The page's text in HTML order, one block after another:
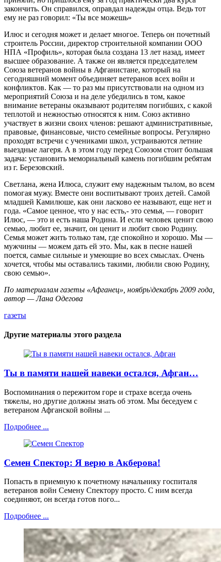
закончить. Он справился, оправдал надежды отца. Ведь тот
ему не раз говорил: «Ты все можешь»
Илюс и сегодня может и делает многое. Теперь он почетный
строитель России, директор строительной компании ООО
НПА «Профиль», которая была создана 13 лет назад, имеет
высшее образование. А также он является председателем
Союза ветеранов войны в Афганистане, который на
сегодняшний момент объединяет ветеранов всех войн и
конфликтов. Как — то раз мы присутствовали на одном из
мероприятий Союза и на деле убедились в том, какое
внимание ветераны оказывают родителям погибших, с какой
теплотой и нежностью относятся к ним. Союз активно
участвует в жизни своих членов: решают административные,
правовые, финансовые, чисто семейные вопросы. Регулярно
проходят встречи с учениками школ, устраиваются летние
выездные лагеря. А в этом году перед Союзом стоит большая
задача: установить мемориальный камень погибшим ребятам
из г. Березовский.
Светлана, жена Илюса, служит ему надежным тылом, во всем
помогая мужу. Вместе они воспитывают троих детей. Самой
младшей Камилюше, как они ласково ее называют, еще нет и
года. «Самое ценное, что у нас есть,- это семья, — говорит
Илюс, — это и есть наша Родина. И если человек ценит свою
семью, любит ее, значит, он ценит и любит свою Родину.
Семья может жить только там, где спокойно и хорошо. Мы —
мужчины — можем дать ей это. Мы, как в песне нашей
поется, самые сильные и умеющие во всех смыслах. Очень
хочется, чтобы мы оставались такими, любили свою Родину,
свою семью».
По материалам газеты «Афганец», ноябрь\декабрь 2009 года,
автор — Лана Одегова
газеты
Другие материалы этого раздела
Ты в памяти нашей навеки остался, Афган…
Воспоминания о пережитом горе и страхе всегда очень
тяжелы, но другие должны знать об этом. Мы беседуем с
ветераном Афганской войны ...
Подробнее ...
Семен Спектор: Я верю в Акберова!
Попасть в приемную к почетному начальнику госпиталя
ветеранов войн Семену Спектору просто. С ним всегда
соединяют, он всегда готов пого...
Подробнее ...